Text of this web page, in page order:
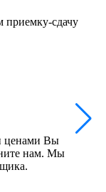
приемку-сдачу
ценами Вы
нам. Мы